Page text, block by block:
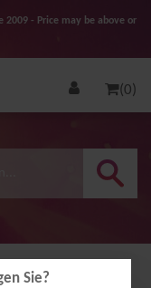
2009 - Price may be above or
(0)
Sie?